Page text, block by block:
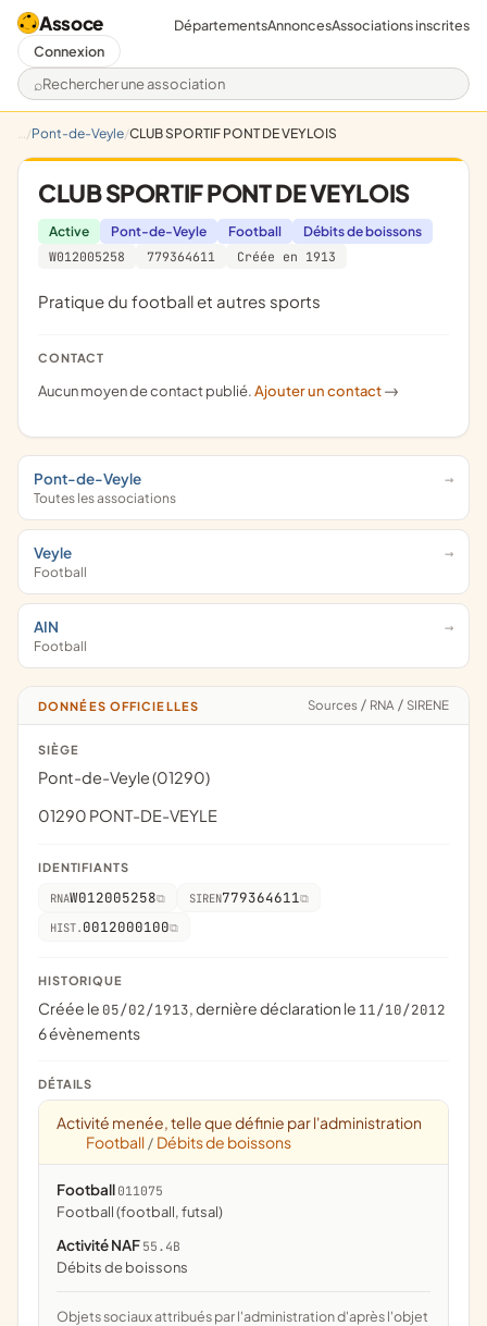
Assoce
Rechercher une association
DépartementsAnnoncesAssociations inscrites
Connexion
Pont-de-Veyle CLUB SPORTIF PONT DE VEYLOIS
CLUB SPORTIF PONT DE VEYLOIS
Active Pont-de-Veyle Football
Débits de boissons
W012005258
779364611 Créée en 1913
pratique du football et autres sports
CONTACT
Aucun moyen de contact publié.Ajouter un contact ->
Pont-de-Veyle
Toutes les associations
Veyle
Football
AIN
Football
DONNÉES OFFICIELLES Sources / RNA / SIRENE
SIÈGE
Pont-de-Veyle (01290)
01290 PONT-DE-VEYLE
IDENTIFIANTS
RNAW012005258 SIREN779364611
HIST. 0012000100
HISTORIQUE
Créée le 05/02/1913, dernière déclaration le 11/10/2012
6 évènements
DÉTAILS
Activité menée, telle que définie par l'administration
Football / Débits de boissons
Football 011075
Football (football, futsal)
Activité NAF 55.4B
Débits de boissons
Objets sociaux attribués par l'administration d'après l'objet